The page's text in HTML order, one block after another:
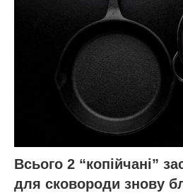
Всього 2 “копійчані”
для сковороди знову